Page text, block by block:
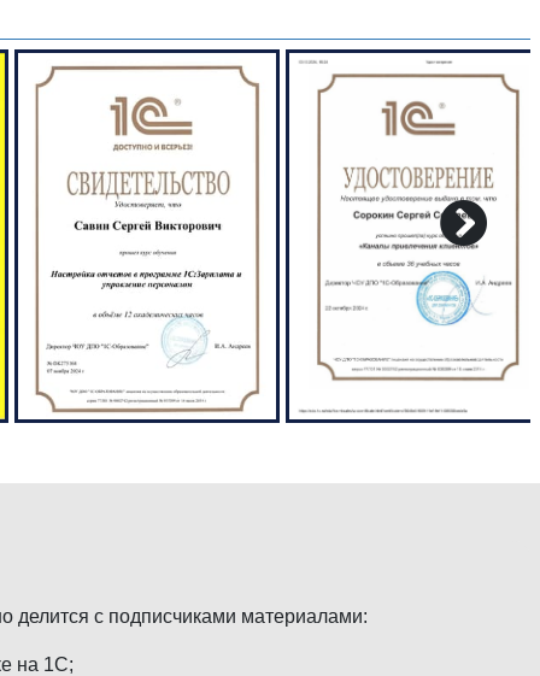
делится с подписчиками материалами:
на 1С;